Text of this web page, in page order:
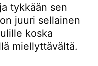
tykkään sen
juuri sellainen
koska
miellyttävältä.